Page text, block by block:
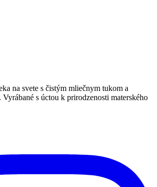
na svete s čistým mliečnym tukom a
s úctou k prirodzenosti materského